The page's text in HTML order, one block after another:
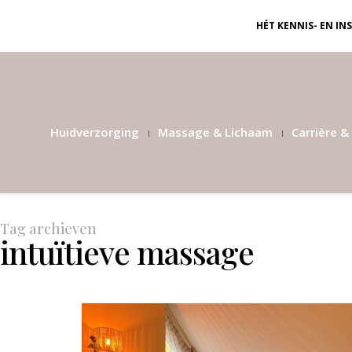
HÉT KENNIS- EN
Huidverzorging Massage & Lichaam Carrière
Tag archieven
intuïtieve massage